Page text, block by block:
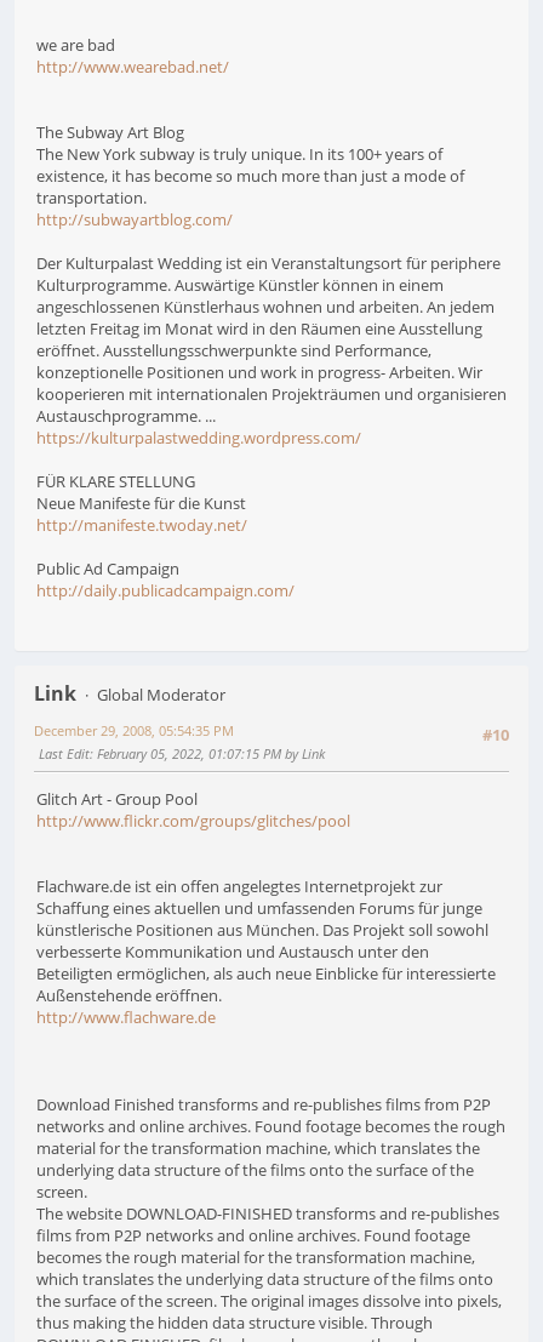
we are bad
http://www.wearebad.net/
The Subway Art Blog
The New York subway is truly unique. In its 100+ years of
existence, it has become so much more than just a mode of
transportation.
http://subwayartblog.com/
Der Kulturpalast Wedding ist ein Veranstaltungsort für periphere
Kulturprogramme. Auswärtige Künstler können in einem
angeschlossenen Künstlerhaus wohnen und arbeiten. An jedem
letzten Freitag im Monat wird in den Räumen eine Ausstellung
eröffnet. Ausstellungsschwerpunkte sind Performance,
konzeptionelle Positionen und work in progress- Arbeiten. Wir
kooperieren mit internationalen Projekträumen und organisieren
Austauschprogramme. ...
https://kulturpalastwedding.wordpress.com/
FÜR KLARE STELLUNG
Neue Manifeste für die Kunst
http://manifeste.twoday.net/
Public Ad Campaign
http://daily.publicadcampaign.com/
Link
Global Moderator
#10
December 29, 2008, 05:54:35 PM
Last Edit: February 05, 2022, 01:07:15 PM by Link
Glitch Art - Group Pool
http://www.flickr.com/groups/glitches/pool
Flachware.de ist ein offen angelegtes Internetprojekt zur
Schaffung eines aktuellen und umfassenden Forums für junge
künstlerische Positionen aus München. Das Projekt soll sowohl
verbesserte Kommunikation und Austausch unter den
Beteiligten ermöglichen, als auch neue Einblicke für interessierte
Außenstehende eröffnen.
http://www.flachware.de
Download Finished transforms and re-publishes films from P2P
networks and online archives. Found footage becomes the rough
material for the transformation machine, which translates the
underlying data structure of the films onto the surface of the
screen.
The website DOWNLOAD-FINISHED transforms and re-publishes
films from P2P networks and online archives. Found footage
becomes the rough material for the transformation machine,
which translates the underlying data structure of the films onto
the surface of the screen. The original images dissolve into pixels,
thus making the hidden data structure visible. Through